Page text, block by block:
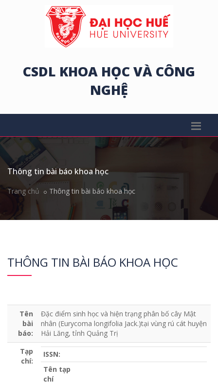
CSDL KHOA HỌC VÀ CÔNG
NGHỆ
Thông tin bài báo khoa học
Trang chủ Thông tin bài báo khoa học
THÔNG TIN BÀI BÁO KHOA HỌC
Tên
bài
báo:
Đặc điểm sinh học và hiện trạng phân bố cây Mật
nhân (Eurycoma longifolia Jack.)tại vùng rú cát huyện
Hải Lăng, tỉnh Quảng Trị
Tạp
chí:
ISSN:
Tên tạp
chí